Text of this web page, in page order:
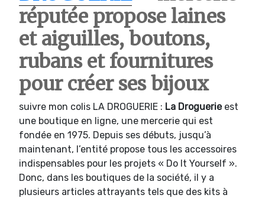
réputée propose laines
et aiguilles, boutons,
rubans et fournitures
pour créer ses bijoux
suivre mon colis LA DROGUERIE : La Droguerie est
une boutique en ligne, une mercerie qui est
fondée en 1975. Depuis ses débuts, jusqu’à
maintenant, l’entité propose tous les accessoires
indispensables pour les projets « Do It Yourself ».
Donc, dans les boutiques de la société, il y a
plusieurs articles attrayants tels que des kits à